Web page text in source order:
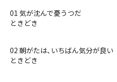
01 気が沈んで憂うつだ
ときどき
02 朝がたは、いちばん気分が良い
ときどき